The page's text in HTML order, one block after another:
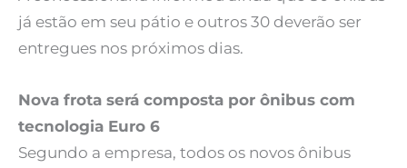
já estão em seu pátio e outros 30 deverão ser
entregues nos próximos dias.
Nova frota será composta por ônibus com
tecnologia Euro 6
Segundo a empresa, todos os novos ônibus